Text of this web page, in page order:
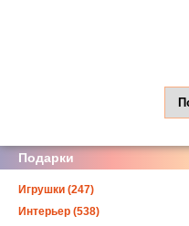
Подарки
Игрушки (247)
Интерьер (538)